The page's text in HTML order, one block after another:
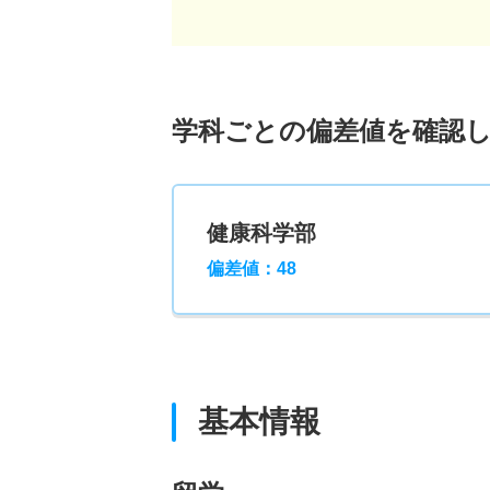
学科ごとの偏差値を確認
健康科学部
偏差値：48
基本情報